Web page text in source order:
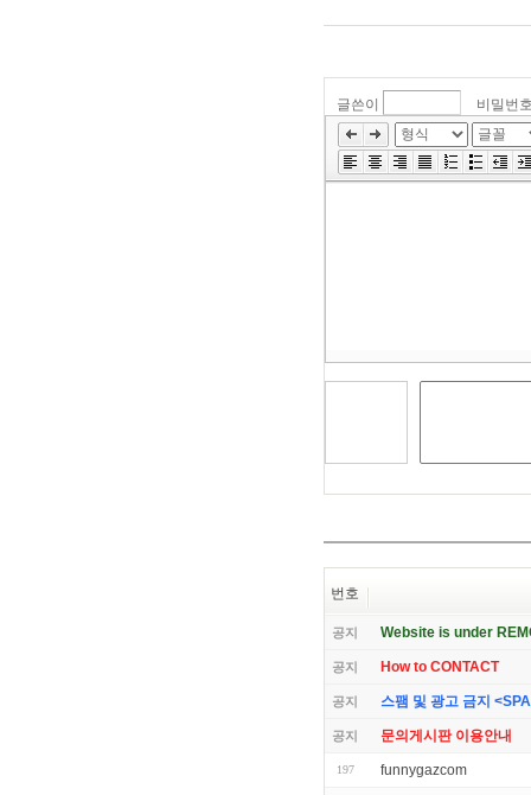
글쓴이
비밀번
편
도
번호
공지 Website is under
공지 How to CONTACT
공지 스팸 및 광고 금지
공지 문의게시판 이용안내
197 funnygazcom